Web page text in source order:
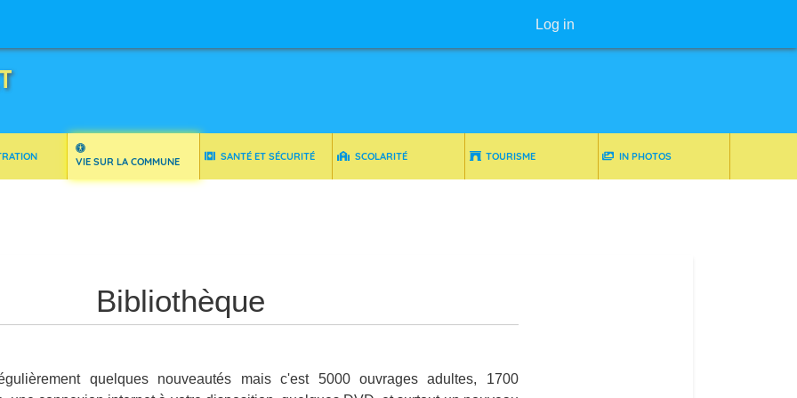
Log in
VIE SUR LA COMMUNE SANTÉ ET SÉCURITÉ SCOLARITÉ TOURISME IN PHOTOS
Bibliothèque
quelques nouveautés mais c'est 5000 ouvrages adultes, 1700